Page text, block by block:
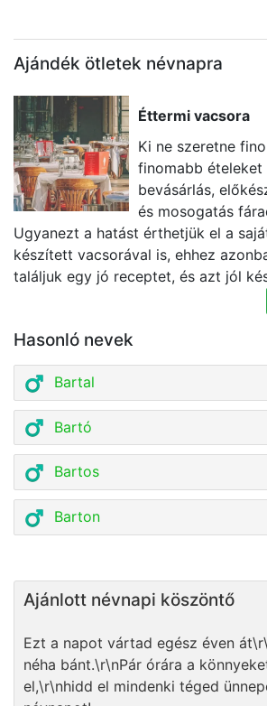
Ajándék ötletek névnapra
Éttermi vacsora
Ki ne szeretne
finomabb ételeket
bevásárlás,
és mosogatás
Ugyanezt a hatást érthetjük el a
készített vacsorával is, ehhez
találjuk egy jó receptet, és azt jól
Hasonló nevek
Bartal
Bartó
Bartos
Barton
Ajánlott névnapi köszöntő
Ezt a napot vártad egész éven
néha bánt.\r\nPár órára a
el,\r\nhidd el mindenki téged